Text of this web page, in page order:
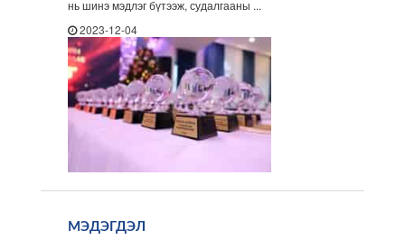
нь шинэ мэдлэг бүтээж, судалгааны ...
2023-12-04
МЭДЭГДЭЛ